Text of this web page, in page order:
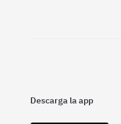
Descarga la app